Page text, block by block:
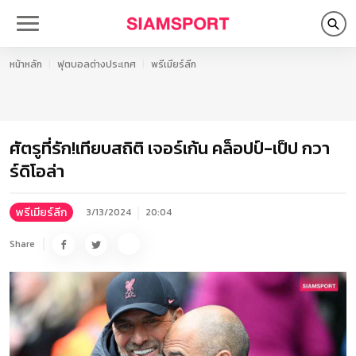
หน้าหลัก ฟุตบอลต่างประเทศ พรีเมียร์ลีก
ศัตรูที่รัก!เทียบสถิติ เจอร์เก้น คล็อปป์-เป็ป กวา
ร์ดิโอล่า
พรีเมียร์ลีก 3/13/2024 20:04
Share